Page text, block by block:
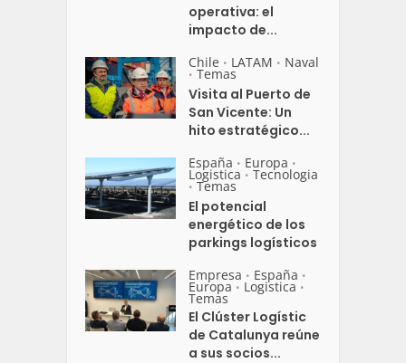
operativa: el
impacto de...
Chile • LATAM • Naval
• Temas
Visita al Puerto de
San Vicente: Un
hito estratégico...
España • Europa •
Logistica • Tecnologia
• Temas
El potencial
energético de los
parkings logísticos
Empresa • España •
Europa • Logistica •
Temas
El Clúster Logístic
de Catalunya reúne
a sus socios...